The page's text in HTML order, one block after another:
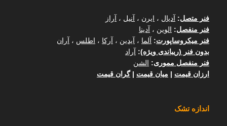
فنر متصل: آدیال ، ایرن ، آنیل ،
آراز
فنر منفصل: الوین ، آدینا
فنر میکروساپورت: آلما ، آیدین ، آرکا ، اطلس ،
آران
بدون فنر (ریباندی ویژه):
آراد
فنر منفصل مموری:
الشن
ارزان قیمت
میان قیمت |گران قیمت
اندازه تشک